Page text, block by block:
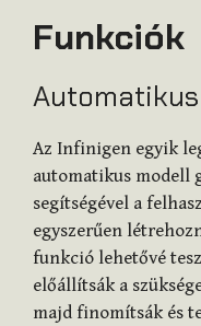
Funkciók
Az Infinigen egyik
automatikus modell
segítségével a
egyszerűen
funkció lehetővé
előállítsák a
majd finomítsák és